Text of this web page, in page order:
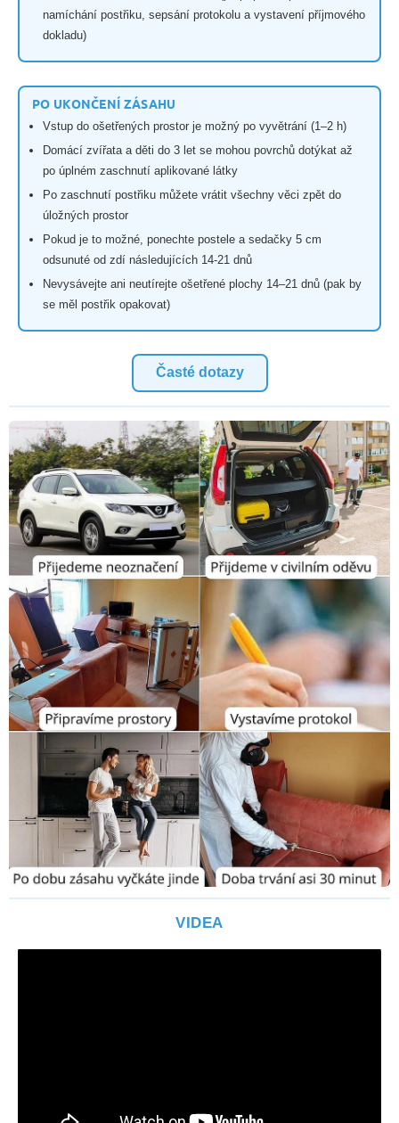
namíchání postřiku, sepsání protokolu a vystavení příjmového
dokladu)
PO UKONČENÍ ZÁSAHU
Vstup do ošetřených prostor je možný po vyvětrání (1–2 h)
Domácí zvířata a děti do 3 let se mohou povrchů dotýkat až
po úplném zaschnutí aplikované látky
Po zaschnutí postřiku můžete vrátit všechny věci zpět do
úložných prostor
Pokud je to možné, ponechte postele a sedačky 5 cm
odsunuté od zdí následujících 14-21 dnů
Nevysávejte ani neutírejte ošetřené plochy 14–21 dnů (pak by
se měl postřik opakovat)
Časté dotazy
VIDEA